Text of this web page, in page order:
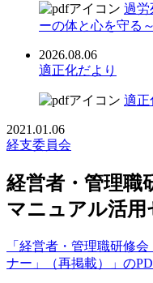
過労
ーの体と心を守る～
2026.08.06
適正化だより
適正
2021.01.06
経支委員会
経営者・管理職
マニュアル活用
「経営者・管理職研修
ナー」（再掲載）」の